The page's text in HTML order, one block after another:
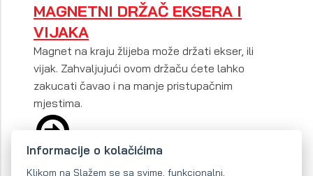
Informacije o kolačićima
Klikom na Slažem se sa svime, funkcionalni,
MAGNETNI DRŽAČ EKSERA I
VIJAKA
Magnet na kraju žlijeba može držati ekser, ili
vijak. Zahvaljujući ovom držaču ćete lahko
zakucati čavao i na manje pristupačnim
mjestima.